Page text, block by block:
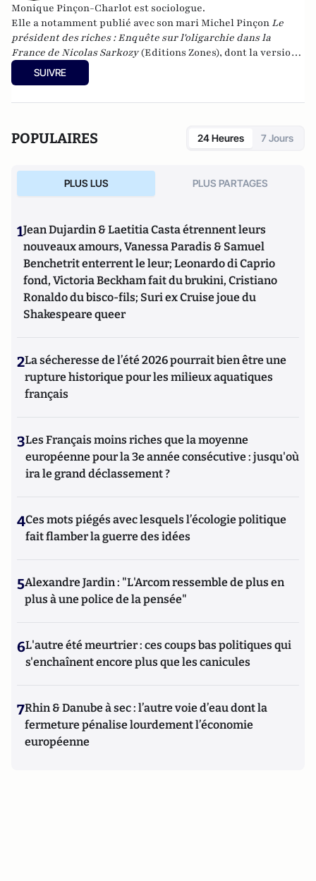
Monique Pinçon-Charlot est sociologue.
Elle a notamment publié avec son mari Michel Pinçon Le
président des riches : Enquête sur l'oligarchie dans la
France de Nicolas Sarkozy(Editions Zones), dont la version
actualisée sortira le 15 septembre prochain.
SUIVRE
POPULAIRES 24 Heures 7 Jours
PLUS LUS PLUS PARTAGES
1Jean Dujardin & Laetitia Casta étrennent leurs
nouveaux amours, Vanessa Paradis & Samuel
Benchetrit enterrent le leur; Leonardo di Caprio
fond, Victoria Beckham fait du brukini, Cristiano
Ronaldo du bisco-fils; Suri ex Cruise joue du
Shakespeare queer
2La sécheresse de l’été 2026 pourrait bien être une
rupture historique pour les milieux aquatiques
français
3Les Français moins riches que la moyenne
européenne pour la 3e année consécutive : jusqu'où
ira le grand déclassement ?
4Ces mots piégés avec lesquels l’écologie politique
fait flamber la guerre des idées
5Alexandre Jardin : "L'Arcom ressemble de plus en
plus à une police de la pensée"
6L'autre été meurtrier : ces coups bas politiques qui
s'enchaînent encore plus que les canicules
7Rhin & Danube à sec : l’autre voie d’eau dont la
fermeture pénalise lourdement l’économie
européenne